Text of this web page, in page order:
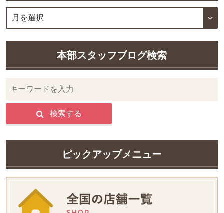
本部スタッフブログ検索
検索する
ピックアップメニュー